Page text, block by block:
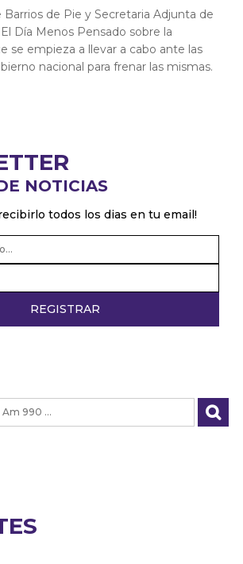
de Pie y Secretaria Adjunta de
Día Menos Pensado sobre la
se empieza a llevar a cabo ante las
nacional para frenar las mismas.
NOTICIAS
todos los dias en tu email!